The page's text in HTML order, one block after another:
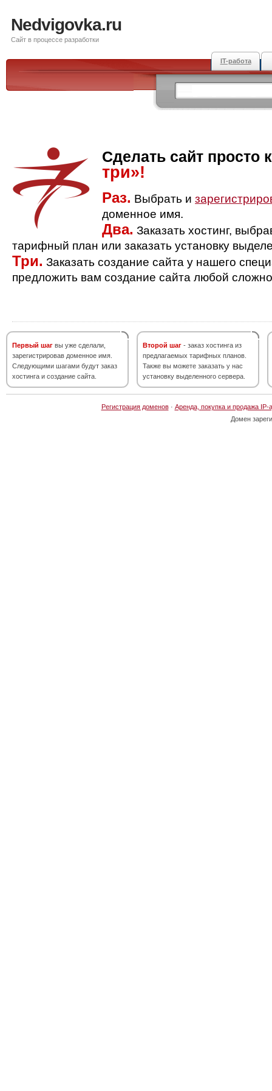
Nedvigovka.ru
Сайт в процессе разработки
IT-работа
Сделать сайт просто
три»!
Раз. Выбрать и
доменное имя.
Два. Заказать хостинг,
тарифный план или заказать установку
Три. Заказать создание сайта у нашего
предложить вам создание сайта любой
Первый шаг вы уже сделали,
зарегистрировав доменное имя.
Следующими шагами будут заказ
хостинга и создание сайта.
Второй шаг - заказ хостинга из
предлагаемых тарифных планов.
Также вы можете заказать у нас
установку выделенного сервера.
Регистрация доменов· Аренда, покупка и продажа IP-
Домен